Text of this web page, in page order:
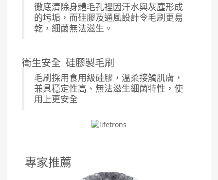
徹底清除身體毛孔裡因汗水與灰塵形成
的圬垢，而硅膠及通風設計令毛刷更易
乾，細菌無法滋生。
衛生安全 硅膠製毛刷
毛刷採用食用級硅膠，溫柔接觸肌膚，
兼具穩定性高、無法滋生細菌特性，使
用上更安全
專家推薦